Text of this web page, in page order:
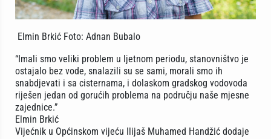
Elmin Brkić Foto: Adnan Bubalo
“Imali smo veliki problem u ljetnom periodu, stanovništvo je
ostajalo bez vode, snalazili su se sami, morali smo ih
snabdjevati i sa cisternama, i dolaskom gradskog vodovoda
riješen jedan od gorućih problema na području naše mjesne
zajednice.”
Elmin Brkić
Vijećnik u Općinskom vijeću Ilijaš Muhamed Handžić dodaje